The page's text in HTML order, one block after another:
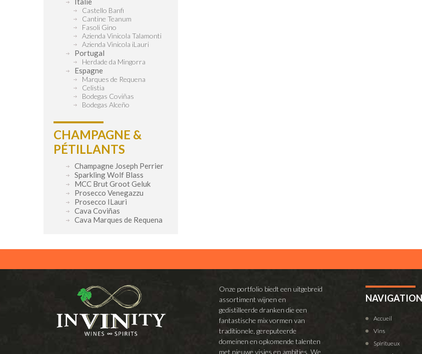
Castello Banfi
Cantine Teanum
Fasoli Gino
Azienda Vinicola Talamonti
Azienda Vinicola iLauri
Portugal
Herdade da Mingorra
Espagne
Marques de Requena
Celistia
Bodegas Coviñas
Bodegas Alceño
CHAMPAGNE &
PÉTILLANTS
Champagne Joseph Perrier
Sparkling Wolf Blass
MCC Brut Groot Geluk
Prosecco Venegazzu
Prosecco ILauri
Cava Coviñas
Cava Marques de Requena
Onze portfolio biedt een uitgebreid
assortiment wijnen en
gedistilleerde dranken die een
fantastische mix vormen van
traditionele, gereputeerde
domeinen en opkomende talenten
met nieuwe visies en ambities. We
NAVIGATION
Accueil
Vins
Spiritueux